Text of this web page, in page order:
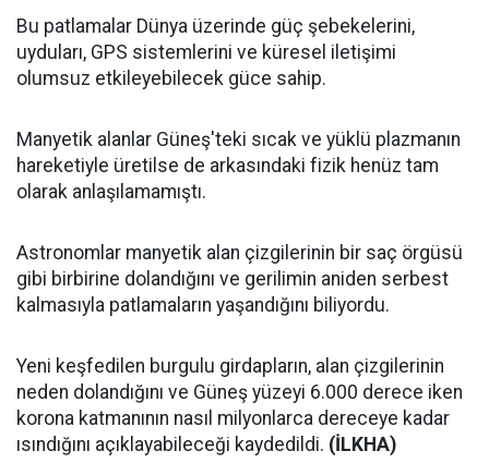
Bu patlamalar Dünya üzerinde güç şebekelerini,
uyduları, GPS sistemlerini ve küresel iletişimi
olumsuz etkileyebilecek güce sahip.
Manyetik alanlar Güneş'teki sıcak ve yüklü plazmanın
hareketiyle üretilse de arkasındaki fizik henüz tam
olarak anlaşılamamıştı.
Astronomlar manyetik alan çizgilerinin bir saç örgüsü
gibi birbirine dolandığını ve gerilimin aniden serbest
kalmasıyla patlamaların yaşandığını biliyordu.
Yeni keşfedilen burgulu girdapların, alan çizgilerinin
neden dolandığını ve Güneş yüzeyi 6.000 derece iken
korona katmanının nasıl milyonlarca dereceye kadar
ısındığını açıklayabileceği kaydedildi. (İLKHA)